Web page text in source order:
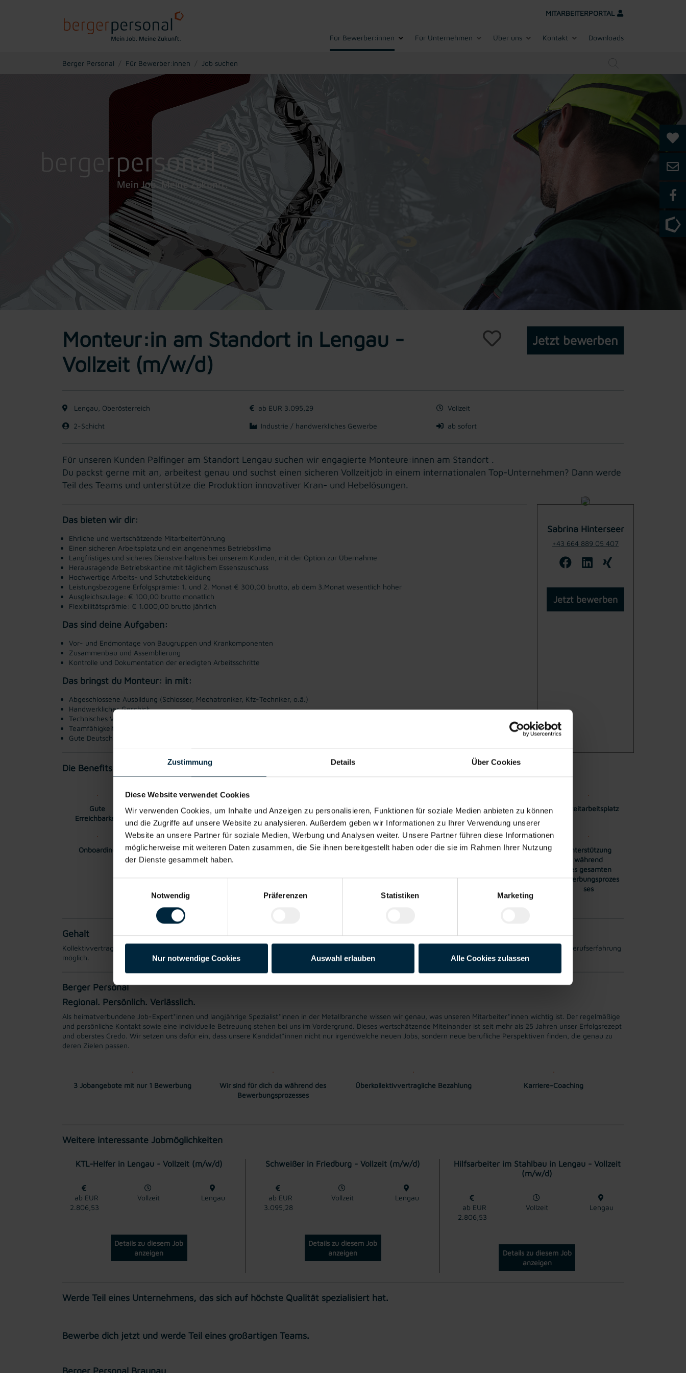
Zustimmung Details Über Cookies
Diese Website verwendet Cookies
Wir verwenden Cookies, um Inhalte und Anzeigen zu personalisieren, Funktionen für soziale Medien anbieten zu können
und die Zugriffe auf unsere Website zu analysieren. Außerdem geben wir Informationen zu Ihrer Verwendung unserer
Website an unsere Partner für soziale Medien, Werbung und Analysen weiter. Unsere Partner führen diese Informationen
möglicherweise mit weiteren Daten zusammen, die Sie ihnen bereitgestellt haben oder die sie im Rahmen Ihrer Nutzung
der Dienste gesammelt haben.
Notwendig
Präferenzen Statistiken Marketing
Nur notwendige Cookies Auswahl erlauben Alle Cookies zulassen
MITARBEITERPORTAL
Für Bewerber:innen Für Unternehmen Über uns Kontakt Downloads
Berger Personal Für Bewerber:innen Job suchen
Monteur:in am Standort in Lengau -
Vollzeit (m/w/d)
Jetzt bewerben
Lengau, Oberösterreich ab EUR 3.095,29 Vollzeit
2-Schicht Industrie / handwerkliches Gewerbe ab sofort
Für unseren Kunden Palfinger am Standort Lengau suchen wir engagierte Monteure:innen am Standort .
Du packst gerne mit an, arbeitest genau und suchst einen sicheren Vollzeitjob in einem internationalen Top-Unternehmen? Dann werde
Teil des Teams und unterstütze die Produktion innovativer Kran- und Hebelösungen.
Das bieten wir dir:
Ehrliche und wertschätzende Mitarbeiterführung
Einen sicheren Arbeitsplatz und ein angenehmes Betriebsklima
Langfristiges und sicheres Dienstverhältnis bei unserem Kunden, mit der Option zur Übernahme
Herausragende Betriebskantine mit täglichem Essenszuschuss
Hochwertige Arbeits- und Schutzbekleidung
Leistungsbezogene Erfolgsprämie: 1. und 2. Monat € 300,00 brutto, ab dem 3.Monat wesentlich höher
Ausgleichszulage: € 100,00 brutto monatlich
Flexibilitätsprämie: € 1.000,00 brutto jährlich
Das sind deine Aufgaben:
Vor- und Endmontage von Baugruppen und Krankomponenten
Zusammenbau und Assemblierung
Kontrolle und Dokumentation der erledigten Arbeitsschritte
Das bringst du Monteur: in mit:
Abgeschlossene Ausbildung (Schlosser, Mechatroniker, Kfz-Techniker, o.ä.)
Handwerkliches Geschick
Technisches Verständnis
Teamfähigkeit
Gute Deutschkenntnisse in Wort und Schrift
Sabrina Hinterseer
+43 664 889 05 407
Jetzt bewerben
Die Benefits:
Gute
Erreichbarkeit
Gratis Parkplatz Prämienmodell
Kantine/
Betriebsrestaurant
Fitnessangebote
Integration ins
Stammpersonal
Einschulung Vollzeitarbeitsplatz
Onboarding Buddy-System Essenszuschuss
Moderner
Wir sind für dich
Prozesses
Garantierte
Realistische und
gen
Unterstützung
während
des gesamten
Bewerbungsprozes
ses
Gehalt
Kollektivvertragliches Mindestgehalt EUR 3095,29 brutto monatlich, zzgl. monatl. leistungsorientierter Prämie. Überzahlung auf Grund von Qualifikation und Berufserfahrung
möglich.
Berger Personal
Regional. Persönlich. Verlässlich.
Als heimatverbundene Job-Expert*innen und langjährige Spezialist*innen in der Metallbranche wissen wir genau, was unseren Mitarbeiter*innen wichtig ist. Der regelmäßige
und persönliche Kontakt sowie eine individuelle Betreuung stehen bei uns im Vordergrund. Dieses wertschätzende Miteinander ist seit mehr als 25 Jahren unser Erfolgsrezept
und oberstes Credo. Wir setzen uns dafür ein, dass unsere Kandidat*innen nicht nur irgendwelche neuen Jobs, sondern neue berufliche Perspektiven finden, die genau zu
deren Zielen passen.
3 Jobangebote mit nur 1 Bewerbung
Wir sind für dich da während des
Bewerbungsprozesses
Überkollektivvertragliche Bezahlung Karriere-Coaching
Weitere interessante Jobmöglichkeiten
KTL-Helfer in Lengau - Vollzeit (m/w/d)
ab EUR
2.806,53
Vollzeit Lengau
Details zu diesem Job
anzeigen
Schweißer in Friedburg - Vollzeit (m/w/d)
ab EUR
3.095,28
Vollzeit Lengau
Details zu diesem Job
anzeigen
Hilfsarbeiter im Stahlbau in Lengau - Vollzeit
(m/w/d)
ab EUR
2.806,53
Vollzeit Lengau
Details zu diesem Job
anzeigen
Werde Teil eines Unternehmens, das sich auf höchste Qualität spezialisiert hat.
Bewerbe dich jetzt und werde Teil eines großartigen Teams.
Berger Personal Braunau